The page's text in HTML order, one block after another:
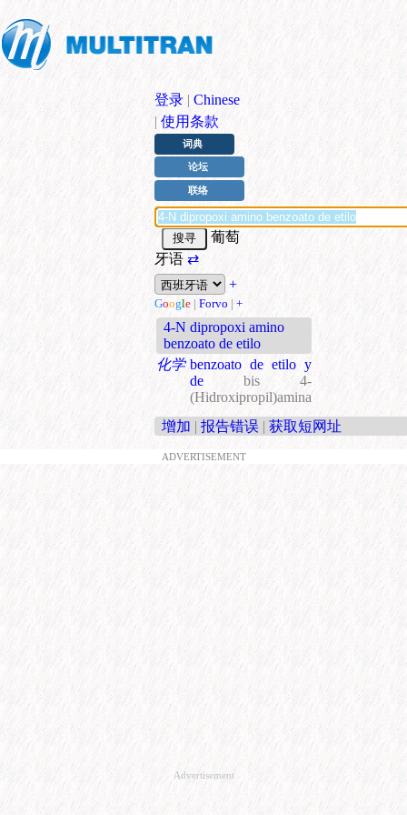
登录 | Chinese
| 使用条款
词典
论坛
联络
葡萄
牙语⇄
+
Google | Forvo | +
4-N dipropoxi amino
benzoato de etilo
化学 benzoato de etilo y
de bis 4-
(Hidroxipropil)amina
增加 | 报告错误 | 获取短网址
ADVERTISEMENT
Advertisement